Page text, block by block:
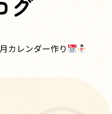
グ
カレンダー作り